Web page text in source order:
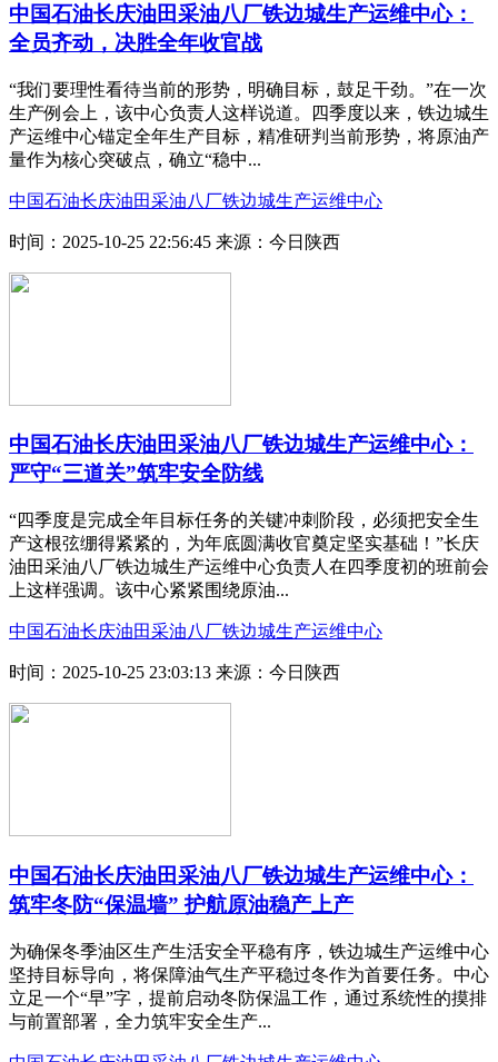
中国石油长庆油田采油八厂铁边城生产运维中心：
全员齐动，决胜全年收官战
“我们要理性看待当前的形势，明确目标，鼓足干劲。”在一次
生产例会上，该中心负责人这样说道。四季度以来，铁边城生
产运维中心锚定全年生产目标，精准研判当前形势，将原油产
量作为核心突破点，确立“稳中...
中国石油长庆油田采油八厂铁边城生产运维中心
时间：2025-10-25 22:56:45 来源：今日陕西
中国石油长庆油田采油八厂铁边城生产运维中心：
严守“三道关”筑牢安全防线
“四季度是完成全年目标任务的关键冲刺阶段，必须把安全生
产这根弦绷得紧紧的，为年底圆满收官奠定坚实基础！”长庆
油田采油八厂铁边城生产运维中心负责人在四季度初的班前会
上这样强调。该中心紧紧围绕原油...
中国石油长庆油田采油八厂铁边城生产运维中心
时间：2025-10-25 23:03:13 来源：今日陕西
中国石油长庆油田采油八厂铁边城生产运维中心：
筑牢冬防“保温墙” 护航原油稳产上产
为确保冬季油区生产生活安全平稳有序，铁边城生产运维中心
坚持目标导向，将保障油气生产平稳过冬作为首要任务。中心
立足一个“早”字，提前启动冬防保温工作，通过系统性的摸排
与前置部署，全力筑牢安全生产...